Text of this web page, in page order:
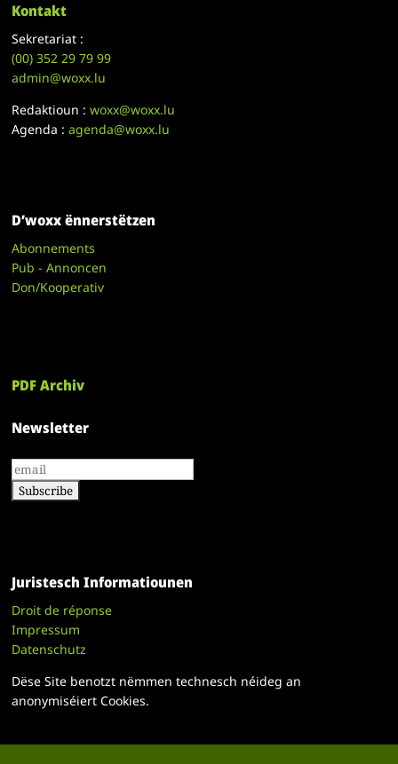
Kontakt
Sekretariat :
(00)352 29 79 99
admin@woxx.lu
Redaktioun :woxx@woxx.lu
Agenda :agenda@woxx.lu
D’woxx ënnerstëtzen
Abonnements
Pub - Annoncen
Don/Kooperativ
PDF Archiv
Newsletter
Juristesch Informatiounen
Droit de réponse
Impressum
Datenschutz
Dëse Site benotzt nëmmen technesch néideg an
anonymiséiert Cookies.